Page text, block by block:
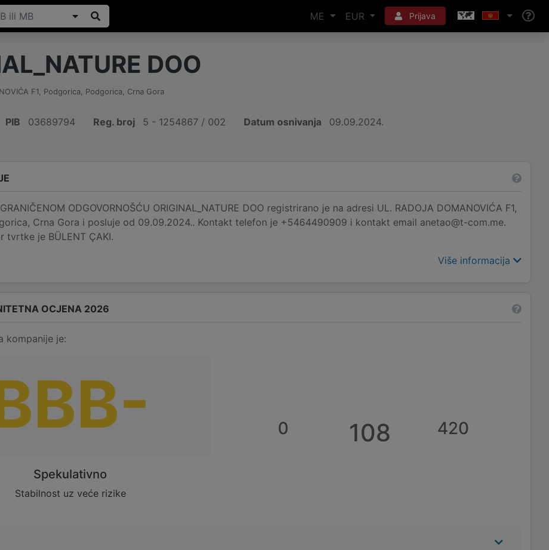
ME EUR Prijava
DOO
F1, Podgorica, Podgorica, Crna Gora
PIB 03689794 Reg. broj 5 - 1254867 / 002 Datum osnivanja 09.09.2024.
ODGOVORNOŠĆU ORIGINAL_NATURE DOO registrirano je na adresi UL. RADOJA DOMANOVIĆA F1,
Crna Gora i posluje od 09.09.2024.. Kontakt telefon je +5464490909 i kontakt email anetao@t-com.me.
tvrtke je BÜLENT ÇAKI.
Više informacija
OCJENA 2026
kompanije je:
Spekulativno
Stabilnost uz veće rizike
0 108 420